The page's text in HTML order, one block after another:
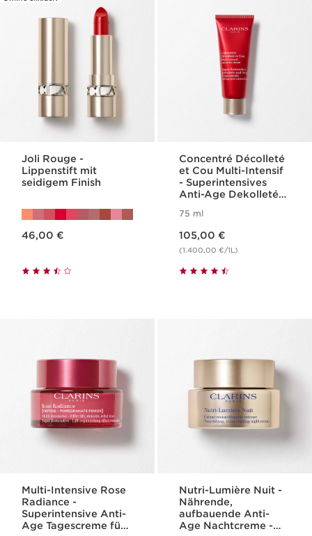
Joli Rouge -
Lippenstift mit
seidigem Finish
46,00 €
Concentré Décolleté
et Cou Multi-Intensif
- Superintensives
Anti-Age Dekolleté-
Konzentrat
75 ml
105,00 €
(1.400,00 €/1L)
Multi-Intensive Rose
Radiance -
Superintensive Anti-
Age Tagescreme für
Nutri-Lumière Nuit -
Nährende,
aufbauende Anti-
Age Nachtcreme -